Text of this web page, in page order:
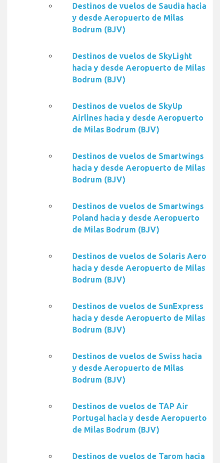
Destinos de vuelos de Saudia hacia
y desde Aeropuerto de Milas
Bodrum (BJV)
Destinos de vuelos de SkyLight
hacia y desde Aeropuerto de Milas
Bodrum (BJV)
Destinos de vuelos de SkyUp
Airlines hacia y desde Aeropuerto
de Milas Bodrum (BJV)
Destinos de vuelos de Smartwings
hacia y desde Aeropuerto de Milas
Bodrum (BJV)
Destinos de vuelos de Smartwings
Poland hacia y desde Aeropuerto
de Milas Bodrum (BJV)
Destinos de vuelos de Solaris Aero
hacia y desde Aeropuerto de Milas
Bodrum (BJV)
Destinos de vuelos de SunExpress
hacia y desde Aeropuerto de Milas
Bodrum (BJV)
Destinos de vuelos de Swiss hacia
y desde Aeropuerto de Milas
Bodrum (BJV)
Destinos de vuelos de TAP Air
Portugal hacia y desde Aeropuerto
de Milas Bodrum (BJV)
Destinos de vuelos de Tarom hacia